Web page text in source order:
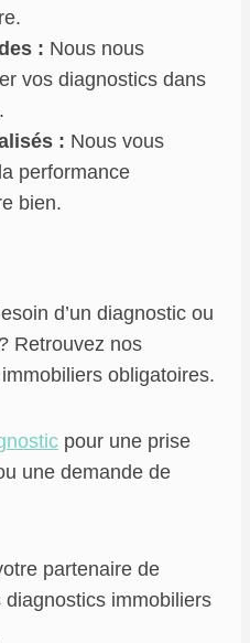
: Nous nous
vos diagnostics dans
: Nous vous
performance
bien.
d’un diagnostic ou
Retrouvez nos
obligatoires.
pour une prise
une demande de
partenaire de
immobiliers